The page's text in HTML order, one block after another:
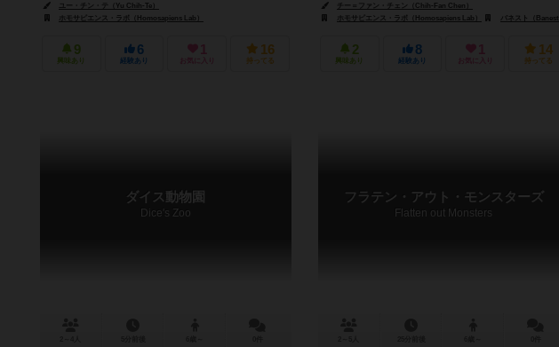
ユー・チン・テ（Yu Chih-Te）
ホモサピエンス・ラボ（Homosapiens Lab）
9
興味あり
6
経験あり
1
お気に入り
16
持ってる
チー＝ファン・チェン（Chih-Fan Chen）
ホモサピエンス・ラボ（Homosapiens Lab）
バネスト（Banesto）
2
興味あり
8
経験あり
1
お気に入り
14
持ってる
ダイス動物園
Dice's Zoo
フラテン・アウト・モンスターズ
Flatten out Monsters